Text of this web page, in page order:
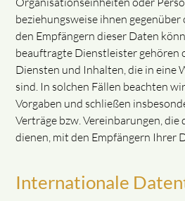
beziehungsweise ihnen
den Empfängern dieser Daten
beauftragte Dienstleister gehören
Diensten und Inhalten, die in eine
sind. In solchen Fällen beachten
Vorgaben und schließen
Verträge bzw. Vereinbarungen, die
dienen, mit den Empfängern Ihrer
Internationale